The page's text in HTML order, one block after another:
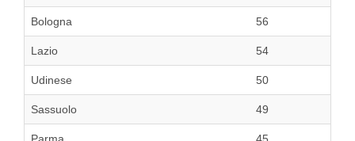
Bologna 56
Lazio 54
Udinese 50
Sassuolo 49